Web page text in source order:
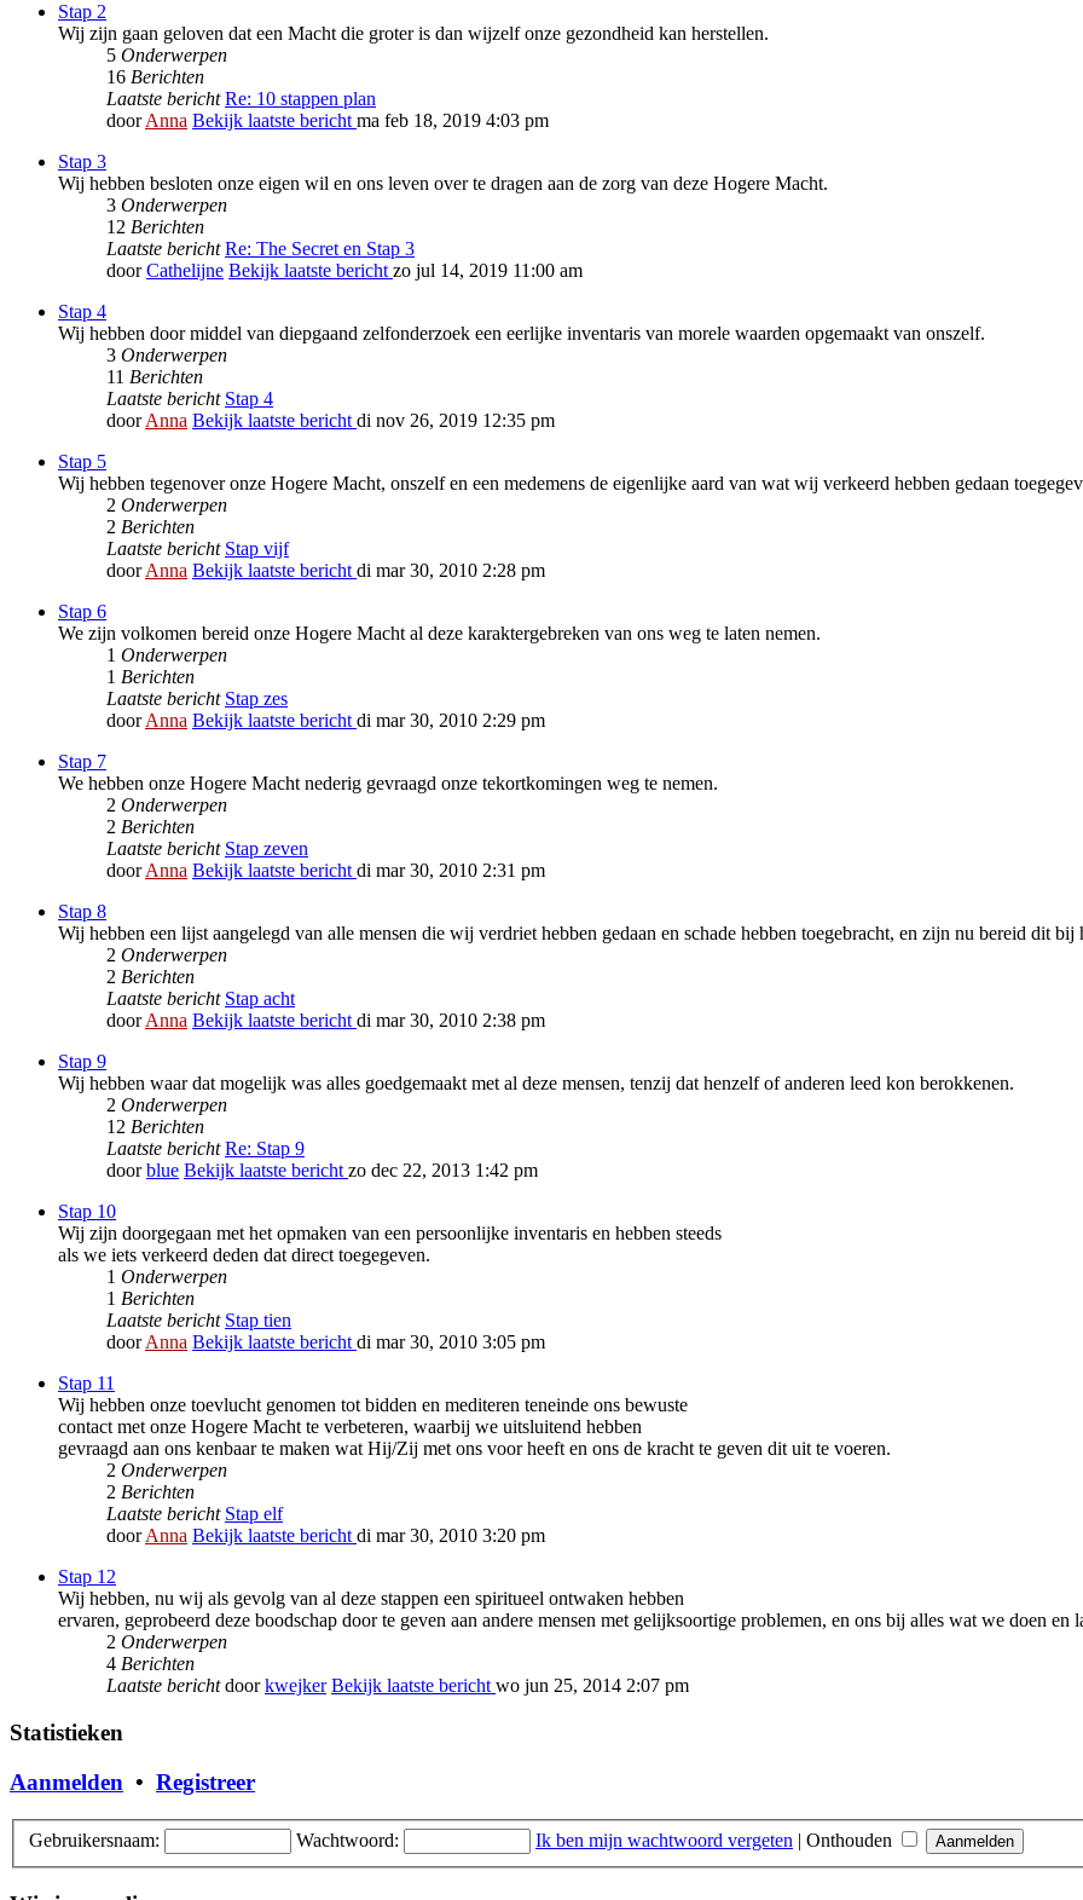
Stap 2
Wij zijn gaan geloven dat een Macht die groter is dan wijzelf onze gezondheid kan herstellen.
5 Onderwerpen
16 Berichten
Laatste bericht Re: 10 stappen plan
doorAnna Bekijk laatste bericht ma feb 18, 2019 4:03 pm
Stap 3
Wij hebben besloten onze eigen wil en ons leven over te dragen aan de zorg van deze Hogere Macht.
3 Onderwerpen
12 Berichten
Laatste bericht Re: The Secret en Stap 3
doorCathelijne Bekijk laatste bericht zo jul 14, 2019 11:00 am
Stap 4
Wij hebben door middel van diepgaand zelfonderzoek een eerlijke inventaris van morele waarden opgemaakt van onszelf.
3 Onderwerpen
11 Berichten
Laatste bericht Stap 4
doorAnna Bekijk laatste bericht di nov 26, 2019 12:35 pm
Stap 5
Wij hebben tegenover onze Hogere Macht, onszelf en een medemens de eigenlijke aard van wat wij verkeerd hebben gedaan
2 Onderwerpen
2 Berichten
Laatste bericht Stap vijf
doorAnna Bekijk laatste bericht di mar 30, 2010 2:28 pm
Stap 6
We zijn volkomen bereid onze Hogere Macht al deze karaktergebreken van ons weg te laten nemen.
1 Onderwerpen
1 Berichten
Laatste bericht Stap zes
doorAnna Bekijk laatste bericht di mar 30, 2010 2:29 pm
Stap 7
We hebben onze Hogere Macht nederig gevraagd onze tekortkomingen weg te nemen.
2 Onderwerpen
2 Berichten
Laatste bericht Stap zeven
doorAnna Bekijk laatste bericht di mar 30, 2010 2:31 pm
Stap 8
Wij hebben een lijst aangelegd van alle mensen die wij verdriet hebben gedaan en schade hebben toegebracht, en zijn nu bereid dit bij
2 Onderwerpen
2 Berichten
Laatste bericht Stap acht
doorAnna Bekijk laatste bericht di mar 30, 2010 2:38 pm
Stap 9
Wij hebben waar dat mogelijk was alles goedgemaakt met al deze mensen, tenzij dat henzelf of anderen leed kon berokkenen.
2 Onderwerpen
12 Berichten
Laatste bericht Re: Stap 9
doorblue Bekijk laatste bericht zo dec 22, 2013 1:42 pm
Stap 10
Wij zijn doorgegaan met het opmaken van een persoonlijke inventaris en hebben steeds
als we iets verkeerd deden dat direct toegegeven.
1 Onderwerpen
1 Berichten
Laatste bericht Stap tien
doorAnna Bekijk laatste bericht di mar 30, 2010 3:05 pm
Stap 11
Wij hebben onze toevlucht genomen tot bidden en mediteren teneinde ons bewuste
contact met onze Hogere Macht te verbeteren, waarbij we uitsluitend hebben
gevraagd aan ons kenbaar te maken wat Hij/Zij met ons voor heeft en ons de kracht te geven dit uit te voeren.
2 Onderwerpen
2 Berichten
Laatste bericht Stap elf
doorAnna Bekijk laatste bericht di mar 30, 2010 3:20 pm
Stap 12
Wij hebben, nu wij als gevolg van al deze stappen een spiritueel ontwaken hebben
ervaren, geprobeerd deze boodschap door te geven aan andere mensen met gelijksoortige problemen, en ons bij alles wat we doen en
2 Onderwerpen
4 Berichten
Laatste berichtdoorkwejker Bekijk laatste bericht wo jun 25, 2014 2:07 pm
Statistieken
Aanmelden • Registreer
Gebruikersnaam: Wachtwoord: Ik ben mijn wachtwoord vergeten | Onthouden